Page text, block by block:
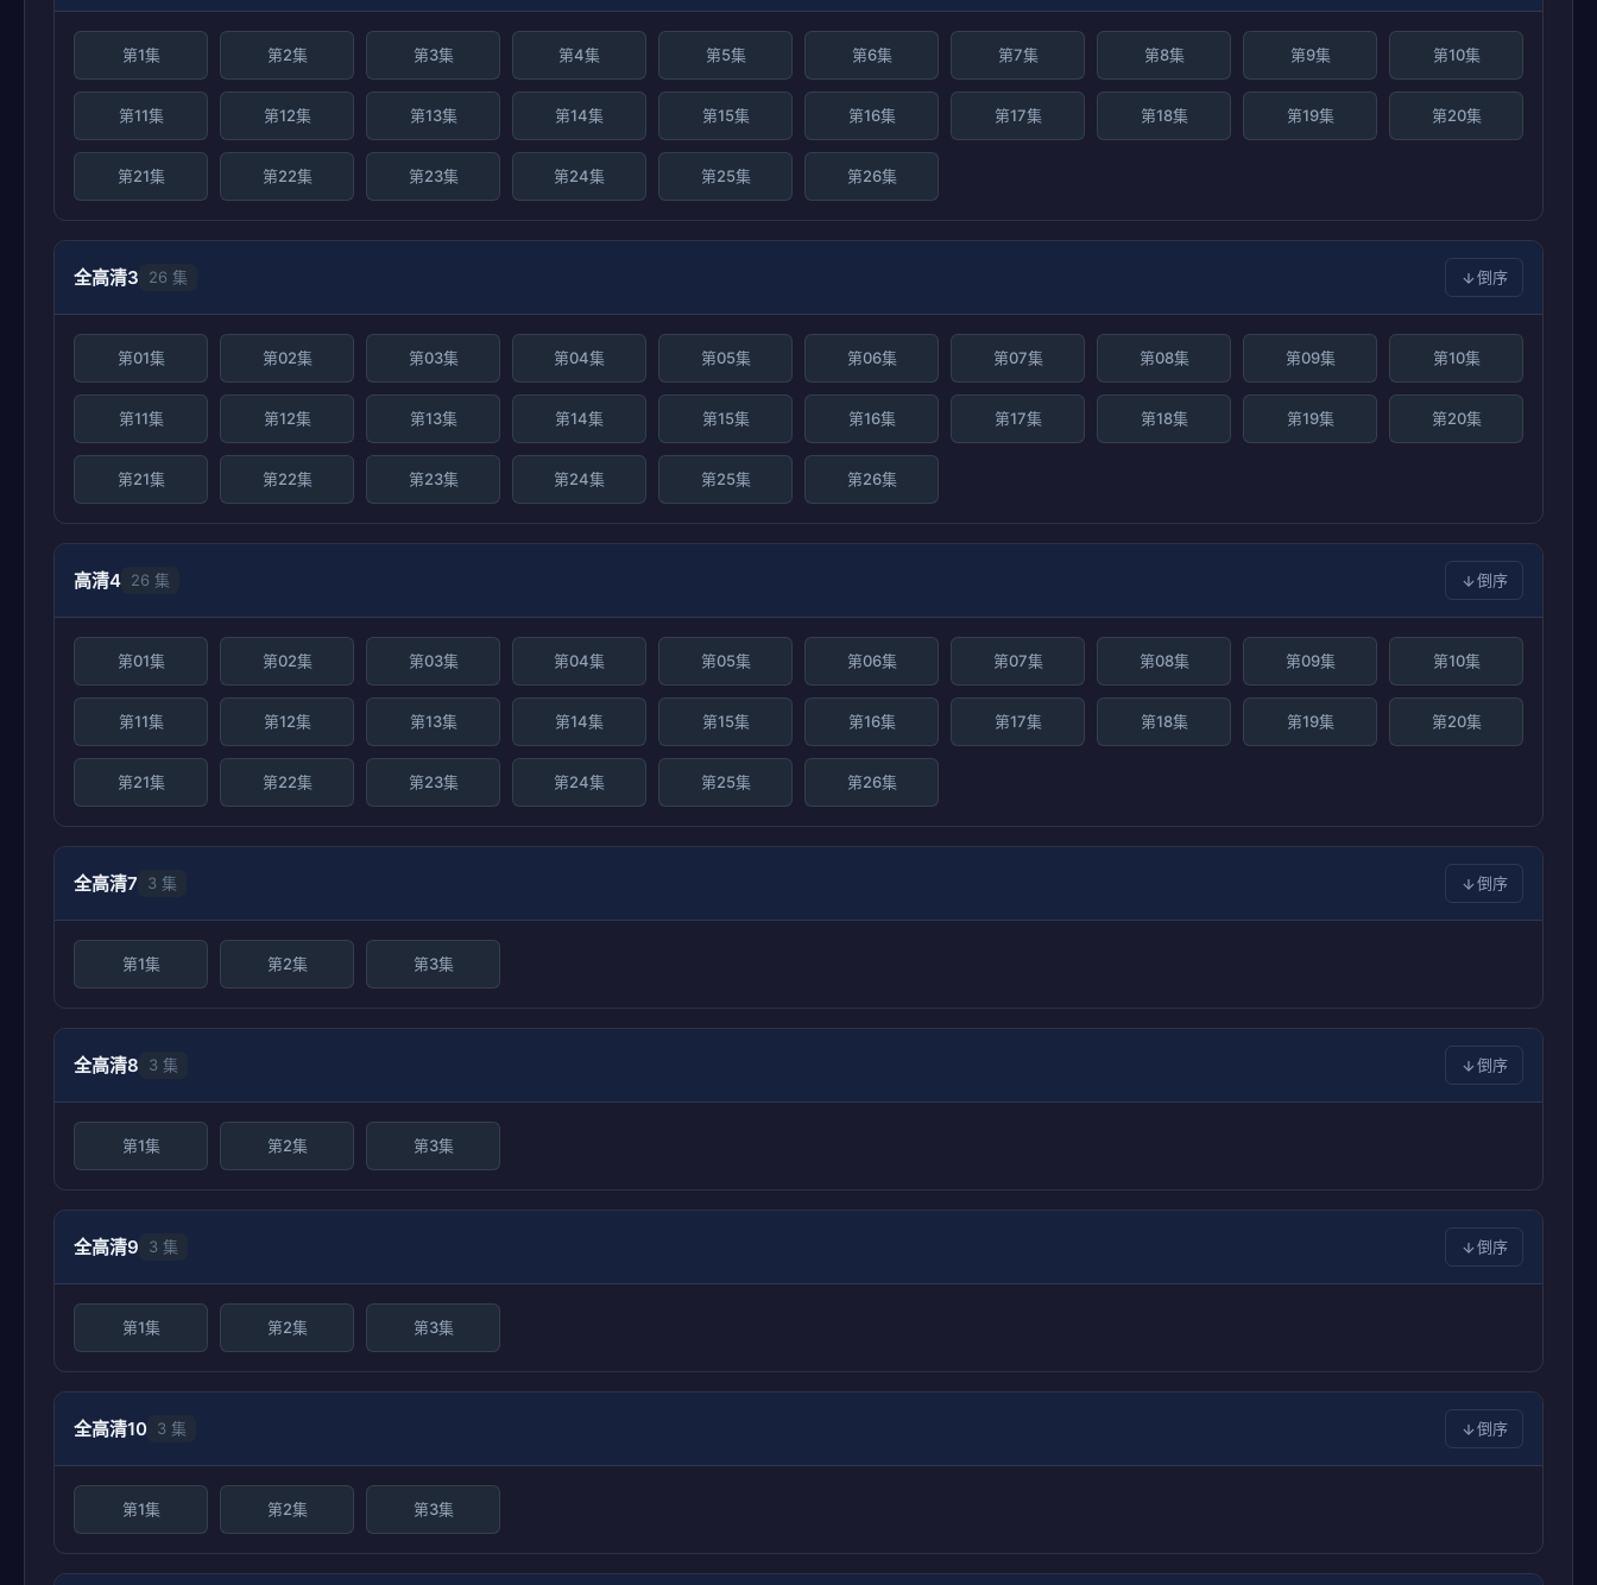
第1集 第2集 第3集 第4集 第5集 第6集 第7集 第8集 第9集 第10集
第11集 第12集 第13集 第14集 第15集 第16集 第17集 第18集 第19集 第20集
第21集 第22集 第23集 第24集 第25集 第26集
全高清3 26 集 倒序
第01集 第02集 第03集 第04集 第05集 第06集 第07集 第08集 第09集 第10集
第11集 第12集 第13集 第14集 第15集 第16集 第17集 第18集 第19集 第20集
第21集 第22集 第23集 第24集 第25集 第26集
高清4 26 集 倒序
第01集 第02集 第03集 第04集 第05集 第06集 第07集 第08集 第09集 第10集
第11集 第12集 第13集 第14集 第15集 第16集 第17集 第18集 第19集 第20集
第21集 第22集 第23集 第24集 第25集 第26集
全高清7 3 集 倒序
第1集 第2集 第3集
全高清8 3 集 倒序
第1集 第2集 第3集
全高清9 3 集 倒序
第1集 第2集 第3集
全高清10 3 集 倒序
第1集 第2集 第3集